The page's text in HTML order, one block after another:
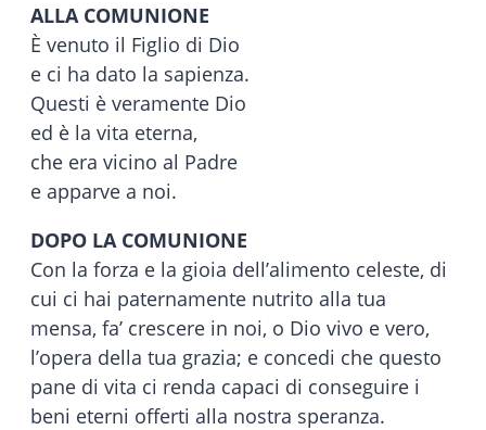
ALLA COMUNIONE
È venuto il Figlio di Dio
e ci ha dato la sapienza.
Questi è veramente Dio
ed è la vita eterna,
che era vicino al Padre
e apparve a noi.
DOPO LA COMUNIONE
Con la forza e la gioia dell’alimento celeste, di
cui ci hai paternamente nutrito alla tua
mensa, fa’ crescere in noi, o Dio vivo e vero,
l’opera della tua grazia; e concedi che questo
pane di vita ci renda capaci di conseguire i
beni eterni offerti alla nostra speranza.